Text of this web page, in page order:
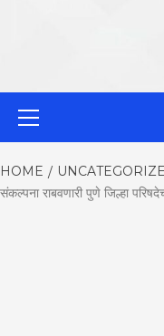
HOME
संकल्पना राबवणारी पुणे जिल्हा